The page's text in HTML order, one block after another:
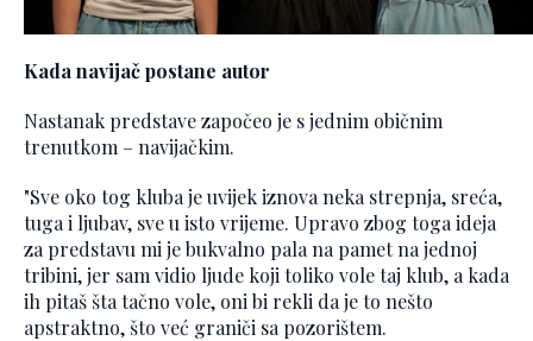
Kada navijač postane autor
Nastanak predstave započeo je s jednim običnim
trenutkom – navijačkim.
"Sve oko tog kluba je uvijek iznova neka strepnja, sreća,
tuga i ljubav, sve u isto vrijeme. Upravo zbog toga ideja
za predstavu mi je bukvalno pala na pamet na jednoj
tribini, jer sam vidio ljude koji toliko vole taj klub, a kada
ih pitaš šta tačno vole, oni bi rekli da je to nešto
apstraktno, što već graniči sa pozorištem.